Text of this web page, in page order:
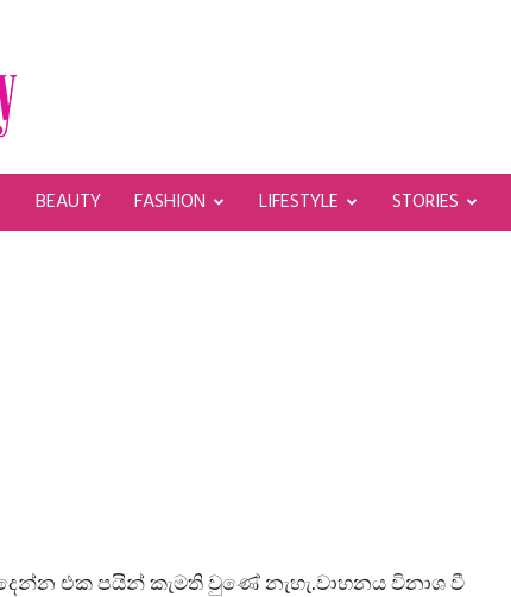
BEAUTY FASHION LIFESTYLE STORIES
එක පයින් කැමති වුණේ නැහැ.වාහනය විනාශ වී